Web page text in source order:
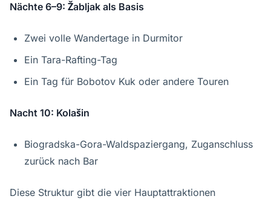
Nächte 6–9: Žabljak als Basis
Zwei volle Wandertage in Durmitor
Ein Tara-Rafting-Tag
Ein Tag für Bobotov Kuk oder andere Touren
Nacht 10: Kolašin
Biogradska-Gora-Waldspaziergang, Zuganschluss
zurück nach Bar
Diese Struktur gibt die vier Hauptattraktionen